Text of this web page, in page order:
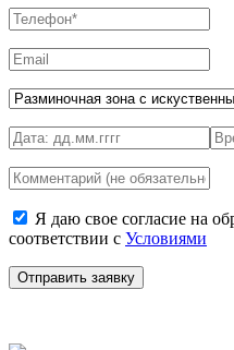
Я даю свое согласие на
соответствии с Условиями